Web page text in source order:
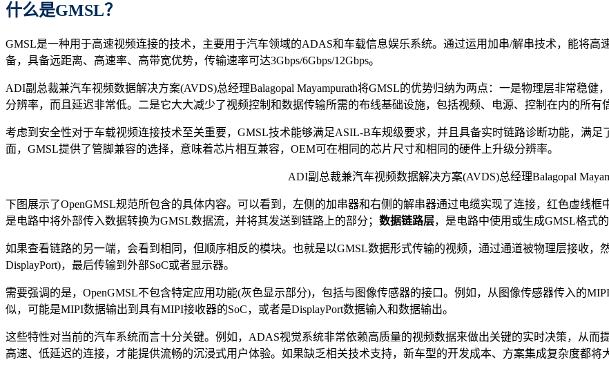
什么是GMSL？
GMSL是一种用于高速视频连接的技术，主要用于汽车领域的ADAS和车载信息娱乐系统。通过运用加串/解串技术，能将
备，具备远距离、高速率、高带宽优势，传输速率可达3Gbps/6Gbps/12Gbps。
ADI副总裁兼汽车视频数据解决方案(AVDS)总经理Balagopal Mayampurath将GMSL的优势归纳为两点：一是物理层非常稳
分辨率，而且延迟非常低。二是它大大减少了视频控制和数据传输所需的布线基础设施，包括视频、电源、控制在内的所有
考虑到安全性对于车载视频连接技术至关重要，GMSL技术能够满足ASIL-B车规级要求，并且具备实时链路诊断功能，满
面，GMSL提供了管脚兼容的选择，意味着芯片相互兼容，OEM可在相同的芯片尺寸和相同的硬件上升级分辨率。
ADI副总裁兼汽车视频数据解决方案(AVDS)总经理Balagopal
下图展示了OpenGMSL规范所包含的具体内容。可以看到，左侧的加串器和右侧的解串器通过电缆实现了连接，红色虚线
是电路中将外部传入数据转换为GMSL数据流，并将其发送到链路上的部分； 数据链路层，是电路中使用或生成GMSL格式的
如果查看链路的另一端，会看到相同，但顺序相反的模块。也就是以GMSL数据形式传输的视频，通过通道被物理层接收，
DisplayPort)，最后传输到外部SoC或者显示器。
需要强调的是，OpenGMSL不包含特定应用功能(灰色显示部分)，包括与图像传感器的接口。例如，从图像传感器传入的
似，可能是MIPI数据输出到具有MIPI接收器的SoC，或者是DisplayPort数据输入和数据输出。
这些特性对当前的汽车系统而言十分关键。例如，ADAS视觉系统非常依赖高质量的视频数据来做出关键的实时决策，从
高速、低延迟的连接，才能提供流畅的沉浸式用户体验。如果缺乏相关技术支持，新车型的开发成本、方案集成复杂度都将